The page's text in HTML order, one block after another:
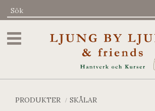
Meny
PRODUKTER SKÅLAR